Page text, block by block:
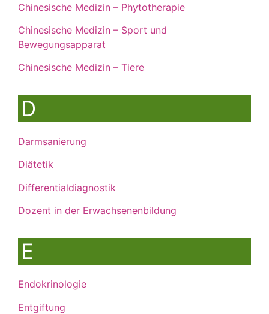
Chinesische Medizin – Phytotherapie
Chinesische Medizin – Sport und
Bewegungsapparat
Chinesische Medizin – Tiere
D
Darmsanierung
Diätetik
Differentialdiagnostik
Dozent in der Erwachsenenbildung
E
Endokrinologie
Entgiftung